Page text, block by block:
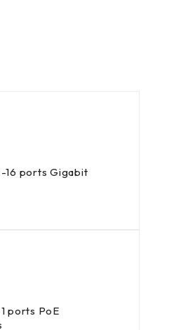
-16 ports Gigabit
ports PoE